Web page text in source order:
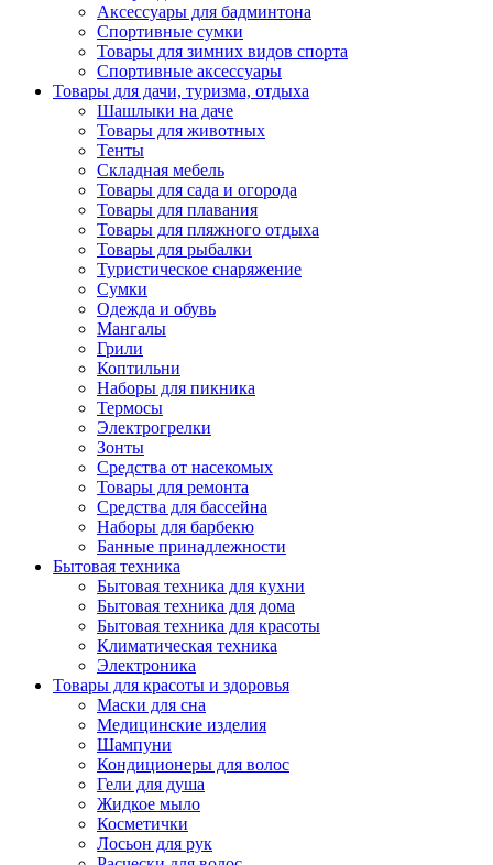
Аксессуары для бадминтона
Спортивные сумки
Товары для зимних видов спорта
Спортивные аксессуары
Товары для дачи, туризма, отдыха
Шашлыки на даче
Товары для животных
Тенты
Складная мебель
Товары для сада и огорода
Товары для плавания
Товары для пляжного отдыха
Товары для рыбалки
Туристическое снаряжение
Сумки
Одежда и обувь
Мангалы
Грили
Коптильни
Наборы для пикника
Термосы
Электрогрелки
Зонты
Средства от насекомых
Товары для ремонта
Средства для бассейна
Наборы для барбекю
Банные принадлежности
Бытовая техника
Бытовая техника для кухни
Бытовая техника для дома
Бытовая техника для красоты
Климатическая техника
Электроника
Товары для красоты и здоровья
Маски для сна
Медицинские изделия
Шампуни
Кондиционеры для волос
Гели для душа
Жидкое мыло
Косметички
Лосьон для рук